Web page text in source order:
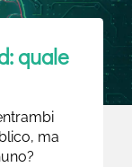
quale
ma